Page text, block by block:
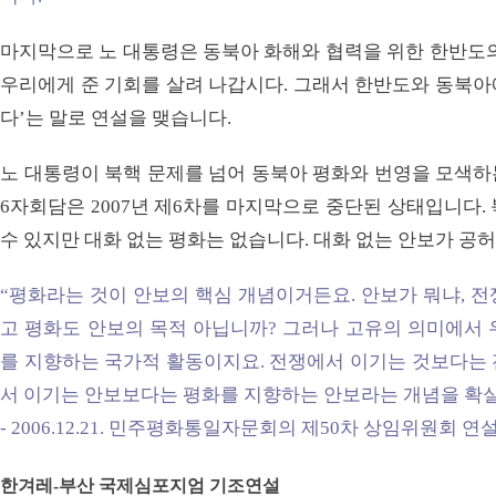
마지막으로 노 대통령은 동북아 화해와 협력을 위한 한반도
우리에게 준 기회를 살려 나갑시다. 그래서 한반도와 동북
다’는 말로 연설을 맺습니다.
노 대통령이 북핵 문제를 넘어 동북아 평화와 번영을 모색
6자회담은 2007년 제6차를 마지막으로 중단된 상태입니다
수 있지만 대화 없는 평화는 없습니다. 대화 없는 안보가 공
“평화라는 것이 안보의 핵심 개념이거든요. 안보가 뭐냐,
고 평화도 안보의 목적 아닙니까? 그러나 고유의 의미에서
를 지향하는 국가적 활동이지요. 전쟁에서 이기는 것보다
서 이기는 안보보다는 평화를 지향하는 안보라는 개념을 확
- 2006.12.21. 민주평화통일자문회의 제50차 상임위원회 연
한겨레-부산 국제심포지엄 기조연설